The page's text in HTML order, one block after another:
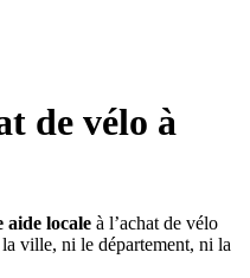
de vélo à
aide locale à l’achat de vélo
ville, ni le département, ni la